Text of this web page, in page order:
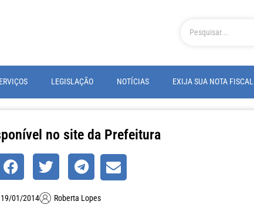
LEGISLAÇÃO NOTÍCIAS EXIJA SUA NOTA FISCAL
no site da Prefeitura
19/01/2014 Roberta Lopes